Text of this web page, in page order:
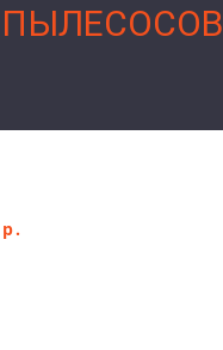
ПЫЛЕСОСОВ